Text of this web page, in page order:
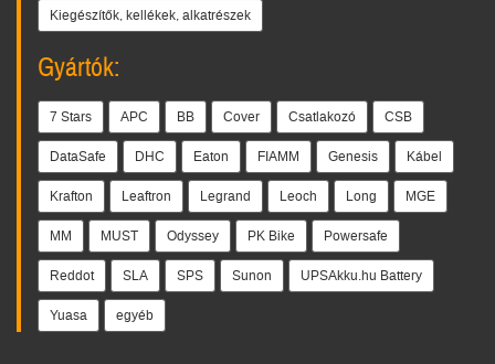
Kiegészítők, kellékek, alkatrészek
Gyártók:
7 Stars APC BB Cover Csatlakozó CSB
DataSafe DHC Eaton FIAMM Genesis Kábel
Krafton Leaftron Legrand Leoch Long MGE
MM MUST Odyssey PK Bike Powersafe
Reddot SLA SPS Sunon UPSAkku.hu Battery
Yuasa egyéb